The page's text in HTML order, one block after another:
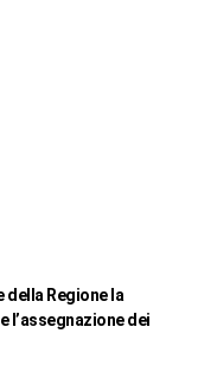
Regione la
l’assegnazione dei